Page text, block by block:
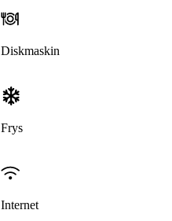
Diskmaskin
Frys
Internet